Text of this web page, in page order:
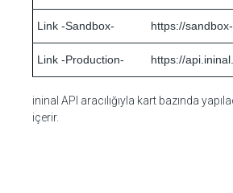
Kart Durum Güncelleme
Link -Sandbox- https://
Link -Production- https://
ininal API aracılığıyla kart bazında
içerir.